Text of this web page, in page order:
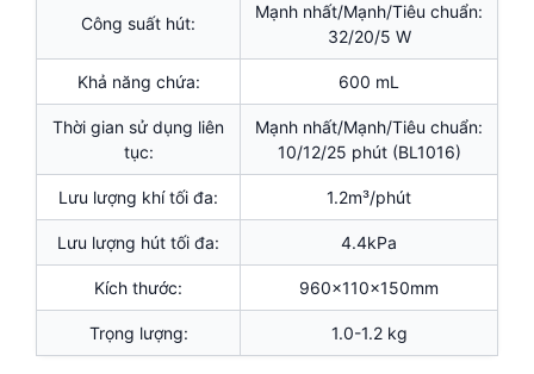
Công suất hút:
Mạnh nhất/Mạnh/Tiêu chuẩn:
32/20/5 W
Khả năng chứa: 600 mL
Thời gian sử dụng liên
tục:
Mạnh nhất/Mạnh/Tiêu chuẩn:
10/12/25 phút (BL1016)
Lưu lượng khí tối đa: 1.2m³/phút
Lưu lượng hút tối đa: 4.4kPa
Kích thước: 960x110x150mm
Trọng lượng: 1.0-1.2 kg